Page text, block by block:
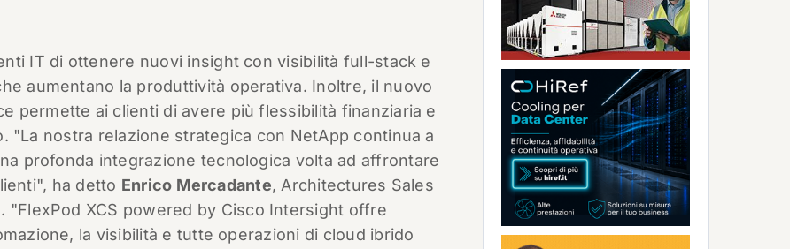
IT di ottenere nuovi insight con visibilità full-stack e
aumentano la produttività operativa. Inoltre, il nuovo
permette ai clienti di avere più flessibilità finanziaria e
"La nostra relazione strategica con NetApp continua a
profonda integrazione tecnologica volta ad affrontare
ha detto Enrico Mercadante, Architectures Sales
"FlexPod XCS powered by Cisco Intersight offre
la visibilità e tutte operazioni di cloud ibrido